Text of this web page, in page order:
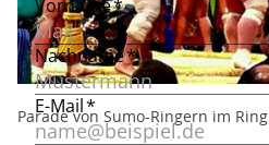
Parade von Sumo-Ringern im Ring